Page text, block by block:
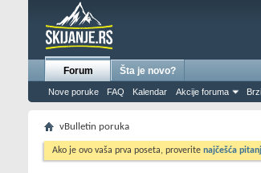
Forum
Nove poruke FAQ Kalendar Akcije foruma
Šta je novo?
vBulletin poruka
Ako je ovo vaša prva poseta, proverite najčešća